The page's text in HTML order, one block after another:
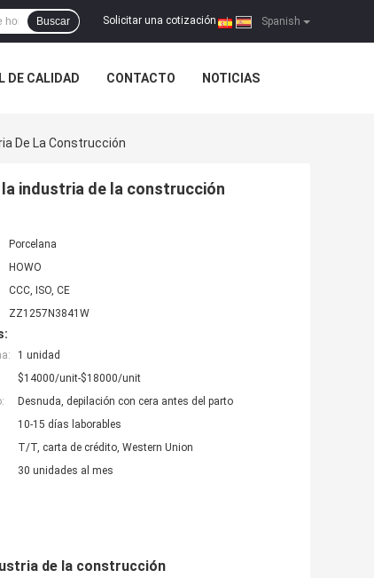
Spanish
Solicitar una cotización |
Buscar
DE CALIDAD CONTACTO NOTICIAS
De La Construcción
industria de la construcción
Porcelana
HOWO
CCC, ISO, CE
ZZ1257N3841W
1 unidad
$14000/unit-$18000/unit
Desnuda, depilación con cera antes del parto
10-15 días laborables
T/T, carta de crédito, Western Union
30 unidades al mes
de la construcción